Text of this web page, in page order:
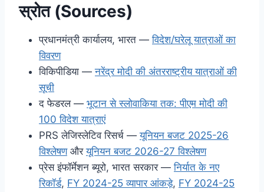
स्रोत (Sources)
प्रधानमंत्री कार्यालय, भारत —विदेश/घरेलू यात्राओं का
विवरण
विकिपीडिया —नरेंद्र मोदी की अंतरराष्ट्रीय यात्राओं की
सूची
द फेडरल — भूटान से स्लोवाकिया तक: पीएम मोदी की
100 विदेश यात्राएं
PRS लेजिस्लेटिव रिसर्च —यूनियन बजट 2025-26
विश्लेषणऔरयूनियन बजट 2026-27 विश्लेषण
प्रेस इंफॉर्मेशन ब्यूरो, भारत सरकार —निर्यात के नए
रिकॉर्ड, FY 2024-25 व्यापार आंकड़े, FY 2024-25